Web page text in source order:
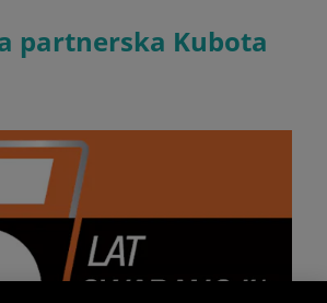
partnerska Kubota